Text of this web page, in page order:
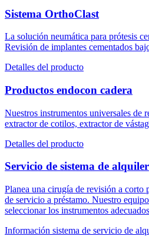
Sistema OrthoClast
La solución neumática para prótesis
Revisión de implantes cementados
Detalles del producto
Productos endocon cadera
Nuestros instrumentos universales de
extractor de cotilos, extractor de
Detalles del producto
Servicio de sistema de alquiler
Planea una cirugía de revisión a corto
de servicio a préstamo. Nuestro
seleccionar los instrumentos
Información sistema de servicio de